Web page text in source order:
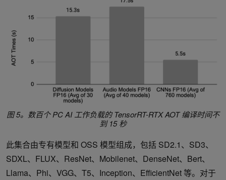
图 5。数百个 PC AI 工作负载的 TensorRT-RTX AOT 编译时间不
到 15 秒
此集合由专有模型和 OSS 模型组成，包括 SD2.1、SD3、
SDXL、FLUX、ResNet、Mobilenet、DenseNet、Bert、
Llama、Phi、VGG、T5、Inception、EfficientNet 等。对于